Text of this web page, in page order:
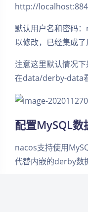
夜间模式
http://
默认用户名和密码
以修改，已经集成了
注意这里默认情况
在data/derby-data
配置MySQL数
nacos支持使用
代替内嵌的derby数